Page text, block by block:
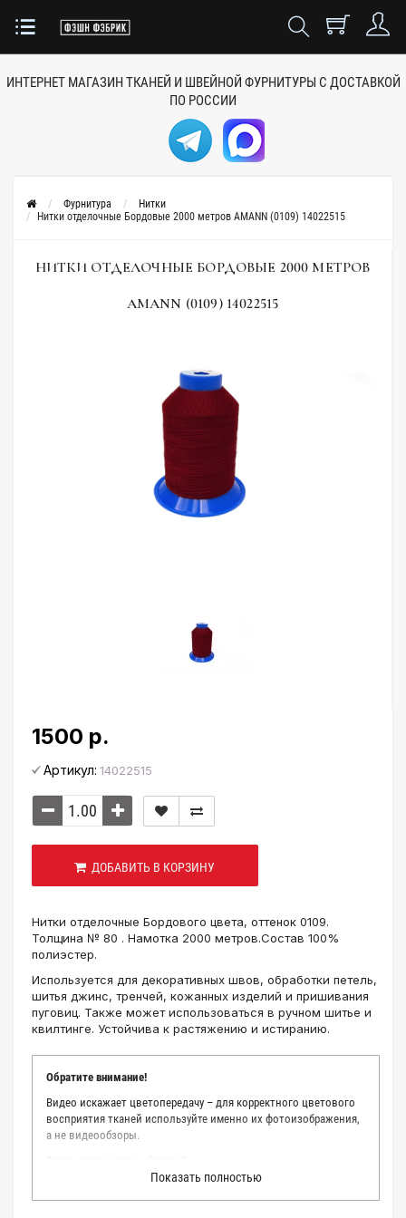
ИНТЕРНЕТ МАГАЗИН ТКАНЕЙ И ШВЕЙНОЙ ФУРНИТУРЫ С ДОСТАВКОЙ
ПО РОССИИ
Фурнитура
Нитки
Нитки отделочные Бордовые 2000 метров AMANN (0109) 14022515
НИТКИ ОТДЕЛОЧНЫЕ БОРДОВЫЕ 2000 МЕТРОВ
AMANN (0109) 14022515
1500 р.
Артикул: 14022515
ДОБАВИТЬ В КОРЗИНУ
Нитки отделочные Бордового цвета, оттенок 0109.
Толщина № 80 . Намотка 2000 метров.Состав 100%
полиэстер.
Используется для декоративных швов, обработки петель,
шитья джинс, тренчей, кожанных изделий и пришивания
пуговиц. Также может использоваться в ручном шитье и
квилтинге. Устойчива к растяжению и истиранию.
Обратите внимание!
Видео искажает цветопередачу – для корректного цветового
восприятия тканей используйте именно их фотоизображения,
а не видеообзоры.
Мы делаем все возможное, чтобы точно описать цвет каждой
ткани из нашего каталога. Мы осматриваем и фотографируем
Показать полностью